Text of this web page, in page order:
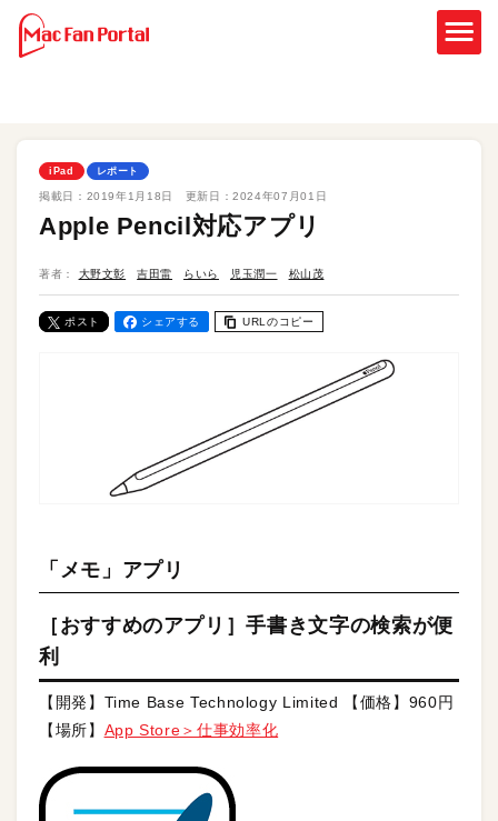
iPad レポート
掲載日： 2019年1月18日 更新日：2024年07月01日
Apple Pencil対応アプリ
著者： 大野文彰 吉田雷 らいら 児玉潤一 松山茂
ポスト シェアする URLのコピー
「メモ」アプリ
［おすすめのアプリ］手書き文字の検索が便
利
【開発】Time Base Technology Limited 【価格】960円
【場所】 App Store＞仕事効率化